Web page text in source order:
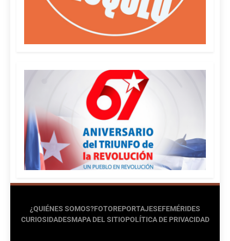
¿QUIÉNES SOMOS?FOTOREPORTAJESEFEMÉRIDES
CURIOSIDADESMAPA DEL SITIOPOLÍTICA DE PRIVACIDAD